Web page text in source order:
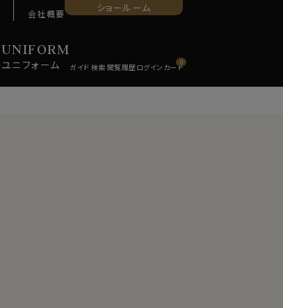
UNIFORM
ユニ フォーム
会社概要 ショールーム
0